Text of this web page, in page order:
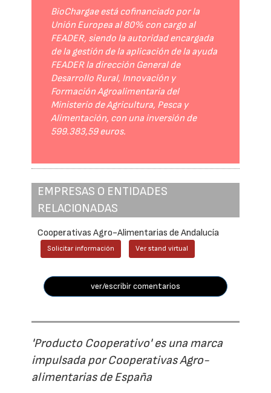
BioChargae está cofinanciado por la
Unión Europea al 80% con cargo al
FEADER, siendo la autoridad encargada
de la gestión de la aplicación de la ayuda
FEADER la dirección General de
Desarrollo Rural, Innovación y
Formación Agroalimentaria del
Ministerio de Agricultura, Pesca y
Alimentación, con una inversión de
599.383,59 euros.
EMPRESAS O ENTIDADES
RELACIONADAS
Cooperativas Agro-Alimentarias de Andalucía
Solicitar información Ver stand virtual
ver/escribir comentarios
'Producto Cooperativo' es una marca
impulsada por Cooperativas Agro-
alimentarias de España